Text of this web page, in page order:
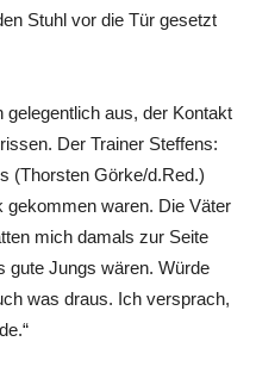
Stuhl vor die Tür gesetzt
aus, der Kontakt
Der Trainer Steffens:
(Thorsten Görke/d.Red.)
gekommen waren. Die Väter
mich damals zur Seite
gute Jungs wären. Würde
was draus. Ich versprach,